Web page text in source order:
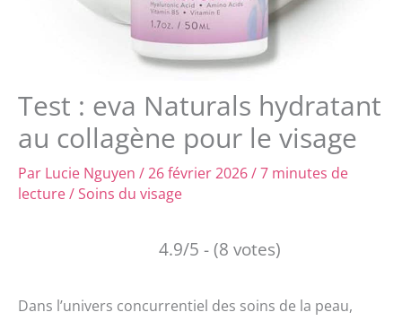
Test : eva Naturals hydratant
au collagène pour le visage
Par Lucie Nguyen /26 février 2026/7 minutes de
lecture/Soins du visage
4.9/5 - (8 votes)
Dans l’univers concurrentiel des soins de la peau,